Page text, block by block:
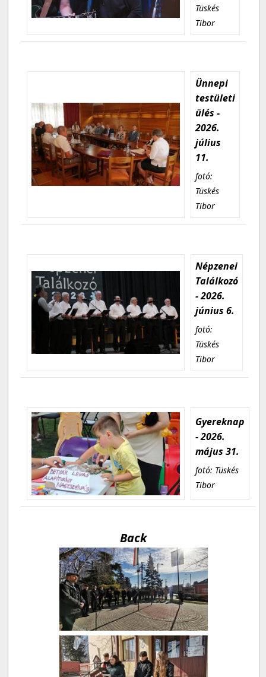
Tüskés
Tibor
Ünnepi
testületi
ülés -
2026.
július
11.
fotó:
Tüskés
Tibor
Népzenei
Találkozó
- 2026.
június 6.
fotó:
Tüskés
Tibor
Gyereknap
- 2026.
május 31.
fotó: Tüskés
Tibor
Back